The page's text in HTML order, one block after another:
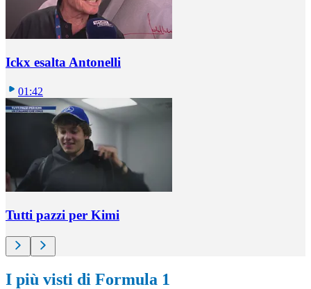
Ickx esalta Antonelli
01:42
Tutti pazzi per Kimi
I più visti di Formula 1